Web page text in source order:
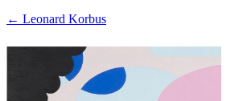
← Leonard Korbus